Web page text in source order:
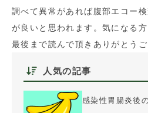
調べて異常があれば腹部エコー
が良いと思われます。気になる
最後まで読んで頂きありがとう
人気の記事
感染性胃腸炎後